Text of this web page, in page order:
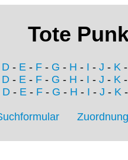
Tote
D - E - F - G - H - I - J - K
D - E - F - G - H - I - J - K
D- E- F- G - H - I - J - K